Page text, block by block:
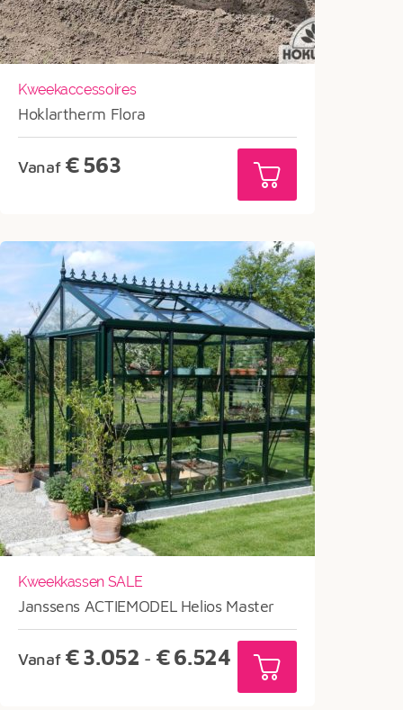
Kweekaccessoires
Hoklartherm Flora
Vanaf € 563
Kweekkassen SALE
Janssens ACTIEMODEL Helios Master
Vanaf €3.052 - €6.524 Prijsklasse:
€3.052